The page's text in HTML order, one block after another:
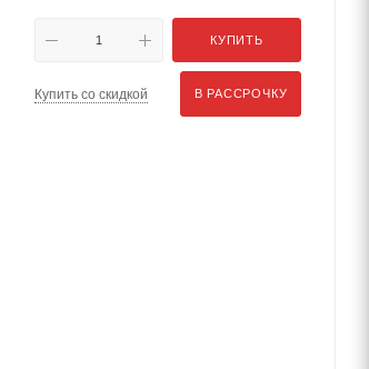
КУПИТЬ
Купить со скидкой В РАССРОЧКУ